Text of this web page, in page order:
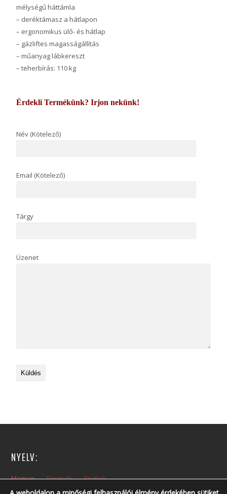
mélységű háttámla
– deréktámasz a hátlapon
– ergonomikus ülő- és hátlap
– gázliftes magasságállítás
– műanyag lábkereszt
– teherbírás: 110 kg
Érdekli Termékünk? Irjon nekünk!
Név (Kötelező)
Email (Kötelező)
Tárgy
Üzenet
NYELV:
Magyar Deutsch English